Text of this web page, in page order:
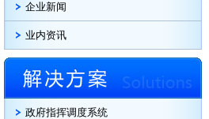
企业新闻
业内资讯
政府指挥调度系统